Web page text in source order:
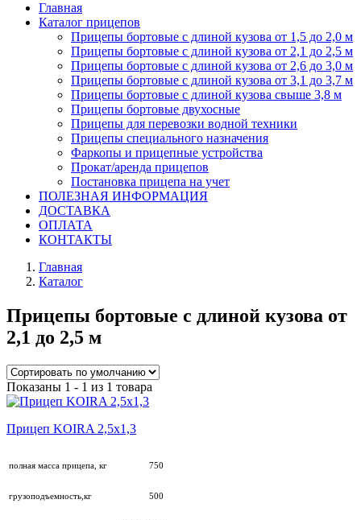
Главная
Каталог прицепов
Прицепы бортовые с длиной кузова от 1,5 до 2,0 м
Прицепы бортовые с длиной кузова от 2,1 до 2,5 м
Прицепы бортовые с длиной кузова от 2,6 до 3,0 м
Прицепы бортовые с длиной кузова от 3,1 до 3,7 м
Прицепы бортовые с длиной кузова свыше 3,8 м
Прицепы бортовые двухосные
Прицепы для перевозки водной техники
Прицепы специального назначения
Фаркопы и прицепные устройства
Прокат/аренда прицепов
Постановка прицепа на учет
ПОЛЕЗНАЯ ИНФОРМАЦИЯ
ДОСТАВКА
ОПЛАТА
КОНТАКТЫ
Главная
Каталог
Прицепы бортовые с длиной кузова от
2,1 до 2,5 м
Показаны 1 - 1 из 1 товара
Прицеп KOIRA 2,5х1,3
полная масса прицепа, кг 750
грузоподъемность,кг 500